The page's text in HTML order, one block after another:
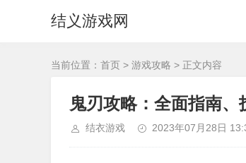
结义游戏网
当前位置： 首页 > 游戏攻略 > 正文内容
鬼刃攻略：全面指南
结衣游戏 2023年07月28日